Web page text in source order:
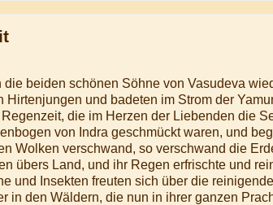
beiden schönen Söhne von Vasudeva
und badeten im Strom der
die im Herzen der Liebenden die
von Indra geschmückt waren, und
Wolken verschwand, so verschwand die
übers Land, und ihr Regen erfrischte und
und Insekten freuten sich über die
in den Wäldern, die nun in ihrer ganzen